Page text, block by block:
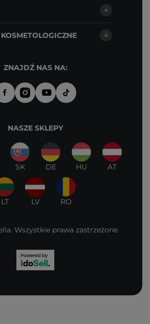
ZNAJDŹ NAS NA:
NASZE SKLEPY
SK DE HU AT
LT LV RO
Wszystkie prawa zastrzeżone